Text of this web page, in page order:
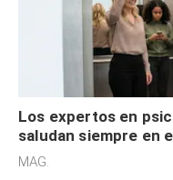
Los expertos en
saludan siempre en
defensiva y tienen
MAG.